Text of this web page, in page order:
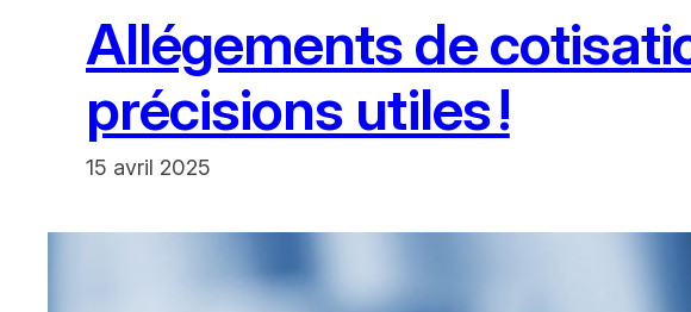
Allégements de
précisions utiles !
15 avril 2025